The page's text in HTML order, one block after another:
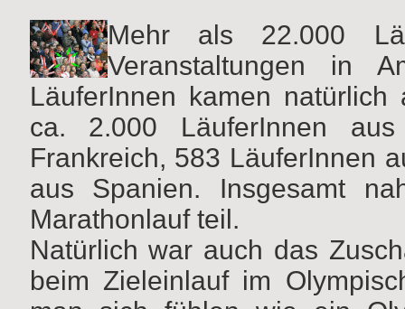
Mehr als 22.000
Veranstaltungen in
LäuferInnen kamen
ca. 2.000 LäuferInnen
Frankreich, 583 LäuferInnen
aus Spanien. Insgesamt
Marathonlauf teil.
Natürlich war auch das
beim Zieleinlauf im